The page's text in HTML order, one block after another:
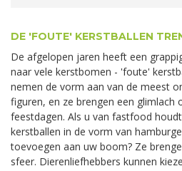
DE 'FOUTE' KERSTBALLEN
De afgelopen jaren heeft een
naar vele kerstbomen - 'foute'
nemen de vorm aan van de meest
figuren, en ze brengen een glimlach
feestdagen. Als u van fastfood
kerstballen in de vorm van
toevoegen aan uw boom? Ze
sfeer. Dierenliefhebbers kunnen